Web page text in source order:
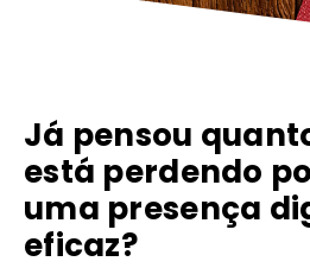
Já pensou
está perdendo
uma presença
eficaz?